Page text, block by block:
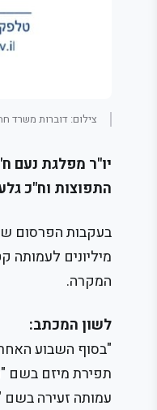
צילום: דוברות משרד
יו"ר מפלגת נעם
התפוצות וח"כ
בעקבות הפרסום
מיליונים לעמותה
המקרה.
לשון המכתב:
"בסוף השבוע
תפירת מיזם בשם
עמותה זעירה בשם